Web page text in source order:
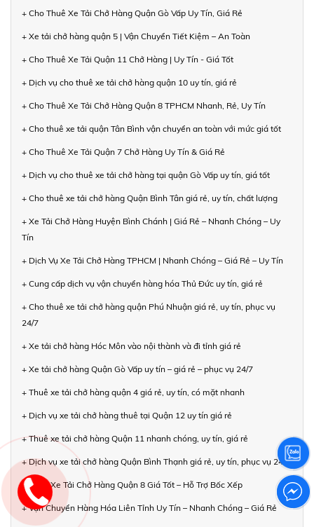
+ Cho Thuê Xe Tải Chở Hàng Quận Gò Vấp Uy Tín, Giá Rẻ
+ Xe tải chở hàng quận 5 | Vận Chuyển Tiết Kiệm – An Toàn
+ Cho Thuê Xe Tải Quận 11 Chở Hàng | Uy Tín - Giá Tốt
+ Dịch vụ cho thuê xe tải chở hàng quận 10 uy tín, giá rẻ
+ Cho Thuê Xe Tải Chở Hàng Quận 8 TPHCM Nhanh, Rẻ, Uy Tín
+ Cho thuê xe tải quận Tân Bình vận chuyển an toàn với mức giá tốt
+ Cho Thuê Xe Tải Quận 7 Chở Hàng Uy Tín & Giá Rẻ
+ Dịch vụ cho thuê xe tải chở hàng tại quận Gò Vấp uy tín, giá tốt
+ Cho thuê xe tải chở hàng Quận Bình Tân giá rẻ, uy tín, chất lượng
+ Xe Tải Chở Hàng Huyện Bình Chánh | Giá Rẻ – Nhanh Chóng – Uy
Tín
+ Dịch Vụ Xe Tải Chở Hàng TPHCM | Nhanh Chóng – Giá Rẻ – Uy Tín
+ Cung cấp dịch vụ vận chuyển hàng hóa Thủ Đức uy tín, giá rẻ
+ Cho thuê xe tải chở hàng quận Phú Nhuận giá rẻ, uy tín, phục vụ
24/7
+ Xe tải chở hàng Hóc Môn vào nội thành và đi tỉnh giá rẻ
+ Xe tải chở hàng Quận Gò Vấp uy tín – giá rẻ – phục vụ 24/7
+ Thuê xe tải chở hàng quận 4 giá rẻ, uy tín, có mặt nhanh
+ Dịch vụ xe tải chở hàng thuê tại Quận 12 uy tín giá rẻ
+ Thuê xe tải chở hàng Quận 11 nhanh chóng, uy tín, giá rẻ
+ Dịch vụ xe tải chở hàng Quận Bình Thạnh giá rẻ, uy tín, phục vụ 24/7
+ Thuê Xe Tải Chở Hàng Quận 8 Giá Tốt – Hỗ Trợ Bốc Xếp
+ Vận Chuyển Hàng Hóa Liên Tỉnh Uy Tín – Nhanh Chóng – Giá Rẻ